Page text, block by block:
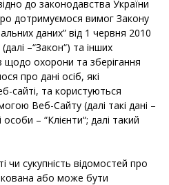
до законодавства України
дотримуємося вимог Закону
даних” від 1 червня 2010
–“Закон“) та інших
щодо охорони та зберігання
про дані осіб, які
сайті, та користуються
Веб-Сайту (далі такі дані –
особи – “Клієнти“; далі такий
чи сукупність відомостей про
або може бути